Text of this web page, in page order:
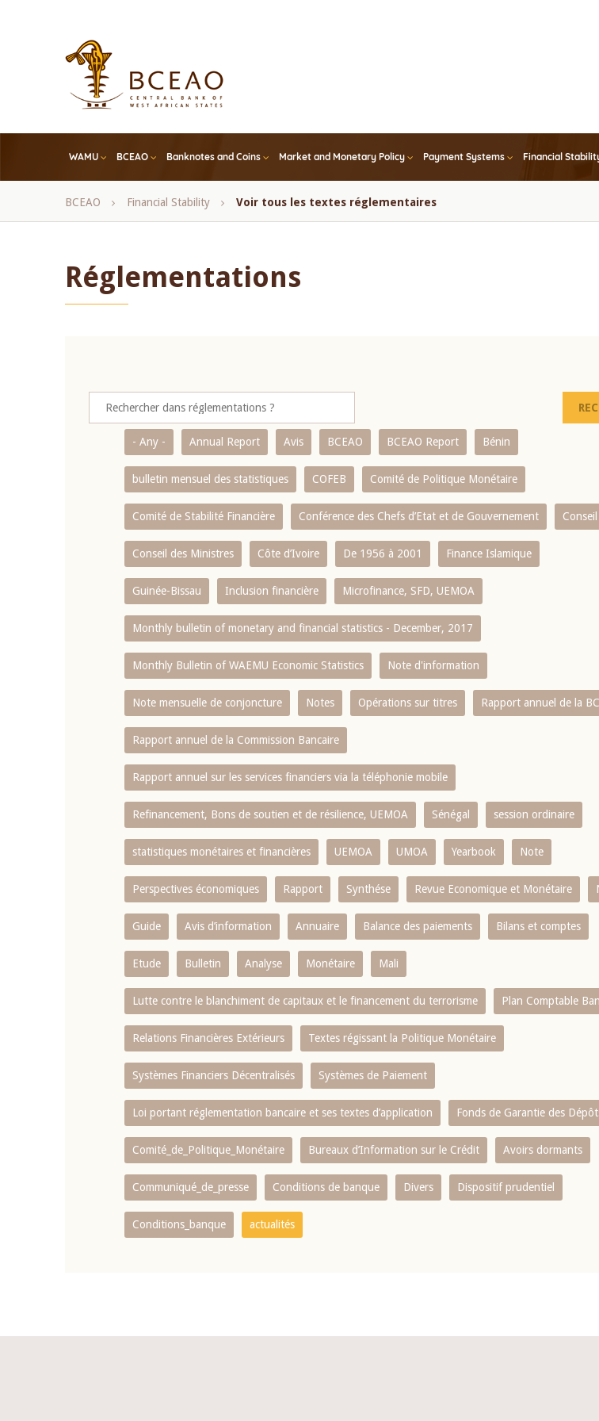
WAMU BCEAO Banknotes and Coins Market and Monetary Policy Payment Systems Financial
Breadcrumb
BCEAO Financial Stability Voir tous les textes réglementaires
Réglementations
- Any - Annual Report Avis BCEAO BCEAO Report Bénin
bulletin mensuel des statistiques COFEB Comité de Politique Monétaire
Comité de Stabilité Financière Conférence des Chefs d’Etat et de Gouvernement Conseil
Conseil des Ministres Côte d’Ivoire De 1956 à 2001 Finance Islamique
Guinée-Bissau Inclusion financière Microfinance, SFD, UEMOA
Monthly bulletin of monetary and financial statistics - December, 2017
Monthly Bulletin of WAEMU Economic Statistics Note d'information
Note mensuelle de conjoncture Notes Opérations sur titres Rapport annuel de la
Rapport annuel de la Commission Bancaire
Rapport annuel sur les services financiers via la téléphonie mobile
Refinancement, Bons de soutien et de résilience, UEMOA Sénégal session ordinaire
statistiques monétaires et financières UEMOA UMOA Yearbook Note
Perspectives économiques Rapport Synthése Revue Economique et Monétaire
Guide Avis d’information Annuaire Balance des paiements Bilans et comptes
Etude Bulletin Analyse Monétaire Mali
Lutte contre le blanchiment de capitaux et le financement du terrorisme Plan Comptable
Relations Financières Extérieurs Textes régissant la Politique Monétaire
Systèmes Financiers Décentralisés Systèmes de Paiement
Loi portant réglementation bancaire et ses textes d’application Fonds de Garantie des
Comité_de_Politique_Monétaire Bureaux d’Information sur le Crédit Avoirs dormants
Communiqué_de_presse Conditions de banque Divers Dispositif prudentiel
Conditions_banque actualités